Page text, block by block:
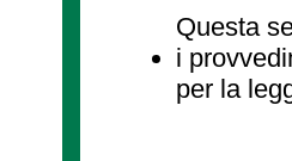
Questa
i
per la